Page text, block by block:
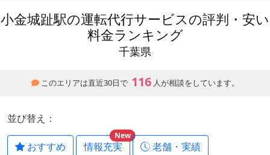
小金城趾駅の運転代行サービスの評判・安い
料金ランキング
千葉県
このエリアは直近30日で 116 人が相談をしています。
並び替え：
おすすめ 情報充実
New
老舗・実績